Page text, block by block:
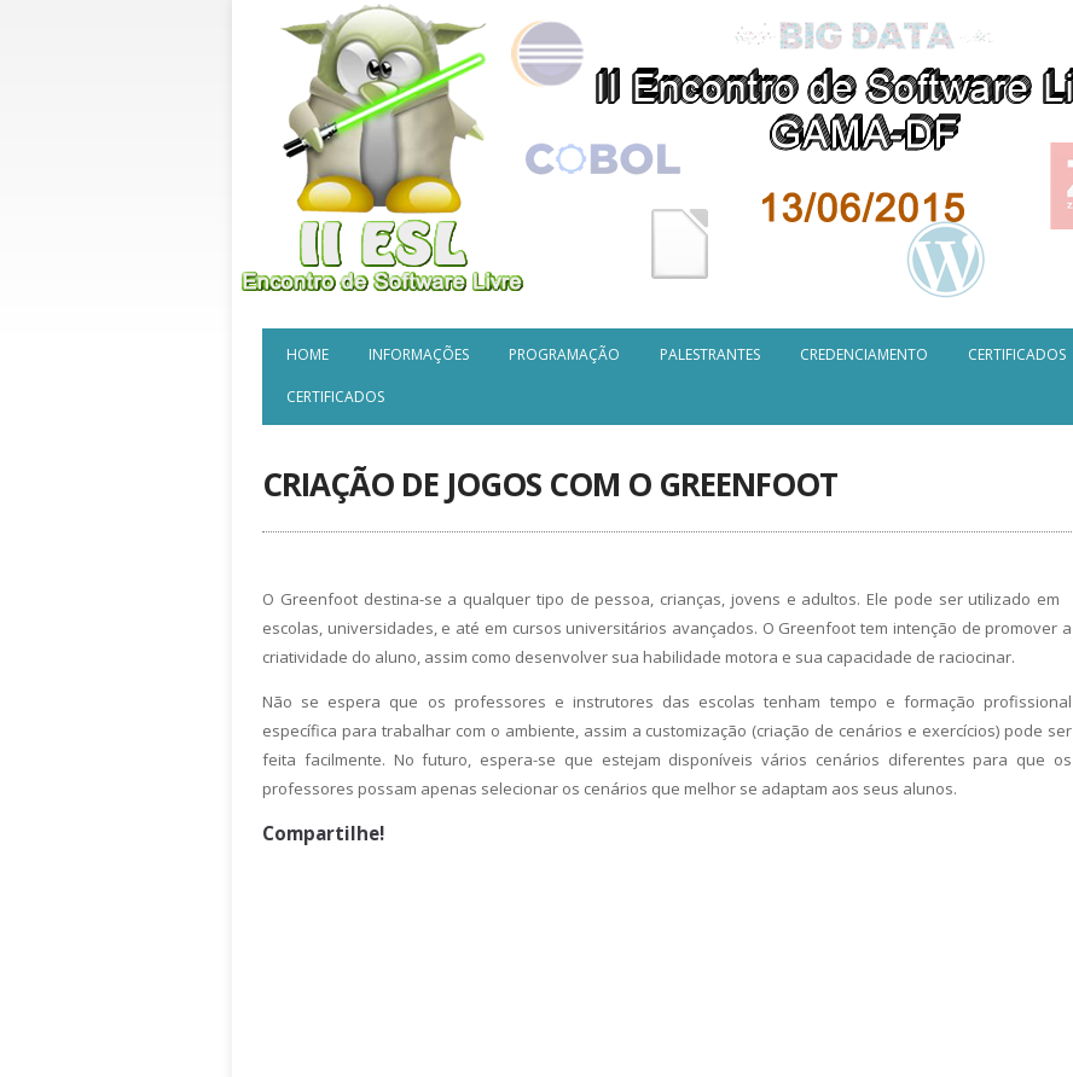
HOME INFORMAÇÕES PROGRAMAÇÃO PALESTRANTES CREDENCIAMENTO CERTIFICADOS
CERTIFICADOS
CRIAÇÃO DE JOGOS COM O GREENFOOT
O Greenfoot destina-se a qualquer tipo de pessoa, crianças, jovens e adultos. Ele pode ser utilizado em
escolas, universidades, e até em cursos universitários avançados. O Greenfoot tem intenção de promover a
criatividade do aluno, assim como desenvolver sua habilidade motora e sua capacidade de raciocinar.
Não se espera que os professores e instrutores das escolas tenham tempo e formação profissional
específica para trabalhar com o ambiente, assim a customização (criação de cenários e exercícios) pode ser
feita facilmente. No futuro, espera-se que estejam disponíveis vários cenários diferentes para que os
professores possam apenas selecionar os cenários que melhor se adaptam aos seus alunos.
Compartilhe!